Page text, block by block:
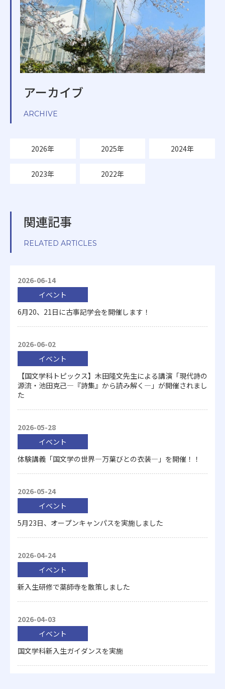
アーカイブ
ARCHIVE
2026年 2025年 2024年
2023年 2022年
関連記事
RELATED ARTICLES
2026-06-14
イベント
6月20、21日に古事記学会を開催します！
2026-06-02
イベント
【国文学科トピックス】木田隆文先生による講演「現代詩の
源流・池田克己―『詩集』から読み解く―」が開催されまし
た
2026-05-28
イベント
体験講義「国文学の世界―万葉びとの衣装―」を開催！！
2026-05-24
イベント
5月23日、オープンキャンパスを実施しました
2026-04-24
イベント
新入生研修で薬師寺を散策しました
2026-04-03
イベント
国文学科新入生ガイダンスを実施